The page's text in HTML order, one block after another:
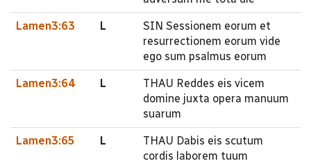
Lamen3:63 L
SIN Sessionem eorum et
resurrectionem eorum vide
ego sum psalmus eorum
Lamen3:64 L
THAU Reddes eis vicem
domine juxta opera manuum
suarum
Lamen3:65 L
THAU Dabis eis scutum
cordis laborem tuum